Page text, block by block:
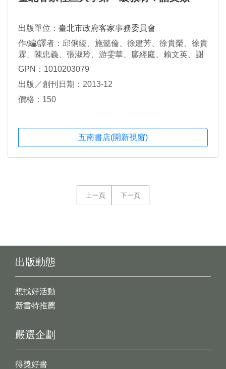
出版單位： 臺北市政府客家事務委員會
作/編/譯者：邱俐綾、施懿倫、徐建芳、徐貴榮、徐貴
霖、陳忠義、張淑玲、游雯華、廖經庭、賴文英、謝
職全
GPN：1010203079
出版／創刊日期：2013-12
價格：150
五南書店(開新視窗)
上一頁 下一頁
出版動態
想找好活動
新書特推薦
嚴選企劃
得獎好書